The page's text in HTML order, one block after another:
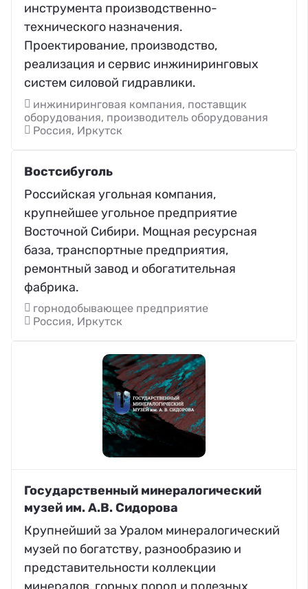
инструмента производственно-
технического назначения.
Проектирование, производство,
реализация и сервис инжиниринговых
систем силовой гидравлики.
инжиниринговая компания, поставщик
оборудования, производитель оборудования
Россия, Иркутск
Востсибуголь
Российская угольная компания,
крупнейшее угольное предприятие
Восточной Сибири. Мощная ресурсная
база, транспортные предприятия,
ремонтный завод и обогатительная
фабрика.
горнодобывающее предприятие
Россия, Иркутск
Государственный минералогический
музей им. А.В. Сидорова
Крупнейший за Уралом минералогический
музей по богатству, разнообразию и
представительности коллекции